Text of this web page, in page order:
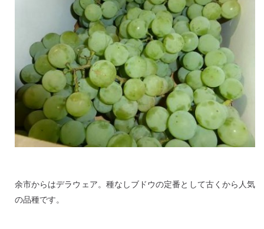
余市からはデラウェア。種なしブドウの定番として古くから人気
の品種です。